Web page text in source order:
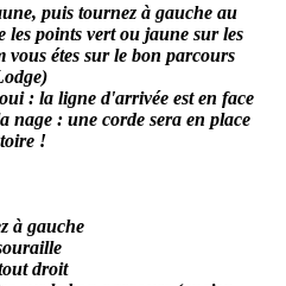
puis tournez à gauche au
les points vert ou jaune sur les
vous étes sur le bon parcours
: la ligne d'arrivée est en face
nage : une corde sera en place
!
à gauche
droit